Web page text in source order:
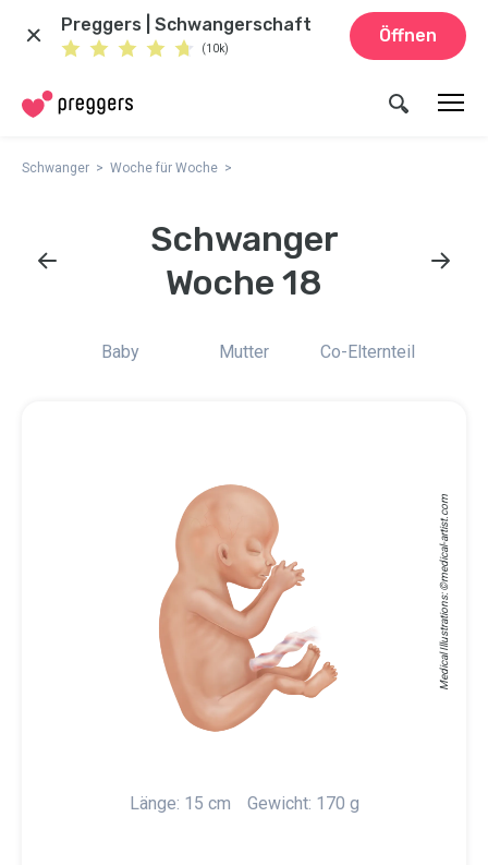
Preggers | Schwangerschaft
(10k)
Öffnen
Schwanger Woche für Woche
Schwanger
Woche 18
Baby Mutter Co-Elternteil
Medical Illustrations: ©
medical-artist.com
Länge: 15 cm Gewicht: 170 g